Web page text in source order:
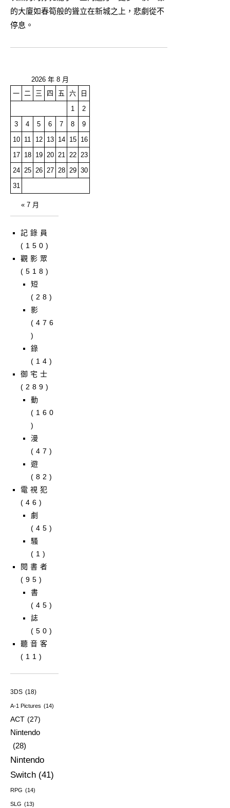
的大廈如春筍般的聳立在新城之上，悲劇從不
停息。
2026 年 8 月
一 二 三 四 五 六
日
1
2
3
4 5 6 7 8
9
10
11 12 13 14 15
16
17
18 19 20 21 22 23
24 25 26 27 28 29 30
31
« 7 月
記錄員
(150)
觀影眾
(518)
短
(28)
影
(476
)
錄
(14)
御宅士
(289)
動
(160
)
漫
(47)
遊
(82)
電視犯
(46)
劇
(45)
騷
(1)
閱書者
(95)
書
(45)
誌
(50)
聽音客
(11)
3DS (18)
A-1 Pictures (14)
ACT (27)
Nintendo
(28)
Nintendo
Switch (41)
RPG (14)
SLG (13)